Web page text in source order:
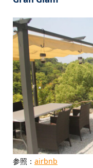
参照： airbnb